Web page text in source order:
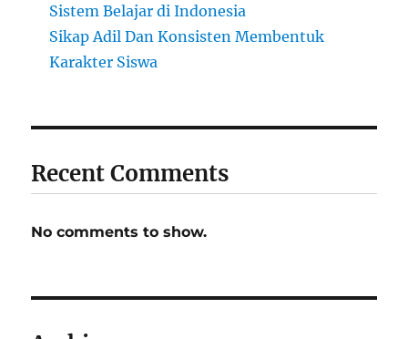
Sistem Belajar di Indonesia
Sikap Adil Dan Konsisten Membentuk
Karakter Siswa
Recent Comments
No comments to show.